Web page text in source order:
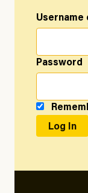
Username
Password